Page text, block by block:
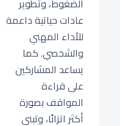
الضغوط، وتطوير
عادات حياتية داعمة
للأداء المهني
والشخصي. كما
يساعد المشاركين
على قراءة
المواقف بصورة
أكثر اتزانًا، وتبني